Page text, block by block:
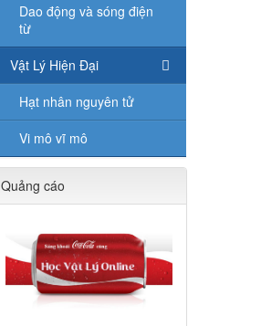
Dao động và sóng điện
từ
Vật Lý Hiện Đại
Hạt nhân nguyên tử
Vi mô vĩ mô
Quảng cáo